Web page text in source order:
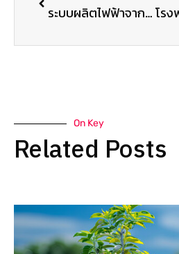
ระบบผลิตไฟฟ้าจากพลังงานแสงอาทิตย์ สู่ตัวอย่างใน รพสต. 3 พื้นที่ (โครงการ tomorowlight โดย มูลนิธิอันดามัน)
On Key
Related Posts